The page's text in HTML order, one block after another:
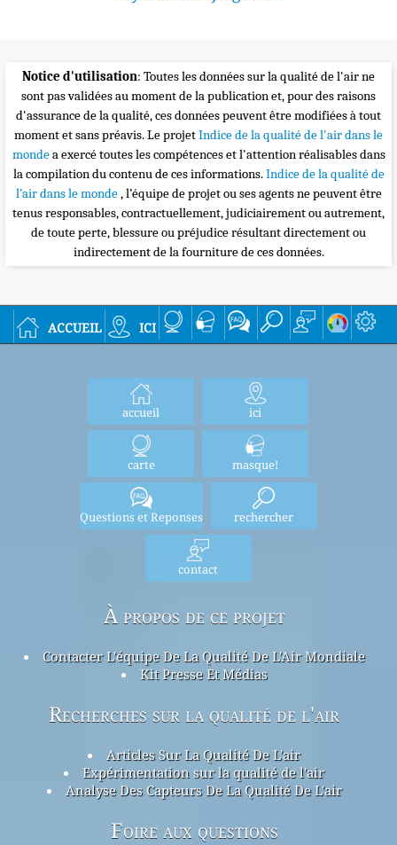
Notice d'utilisation: Toutes les données sur la qualité de l'air ne
sont pas validées au moment de la publication et, pour des raisons
d'assurance de la qualité, ces données peuvent être modifiées à tout
moment et sans préavis. Le projetIndice de la qualité de l'air dans le
mondea exercé toutes les compétences et l'attention réalisables dans
la compilation du contenu de ces informations.Indice de la qualité de
l’air dans le monde, l’équipe de projet ou ses agents ne peuvent être
tenus responsables, contractuellement, judiciairement ou autrement,
de toute perte, blessure ou préjudice résultant directement ou
indirectement de la fourniture de ces données.
accueil ici
accueil ici
carte masque!
Questions et Reponses rechercher
contact
À propos de ce projet
Contacter L'équipe De La Qualité De L'Air Mondiale
Kit Presse Et Médias
Recherches sur la qualité de l'air
Articles Sur La Qualité De L'air
Expérimentation sur la qualité de l'air
Analyse Des Capteurs De La Qualité De L'air
Foire aux questions